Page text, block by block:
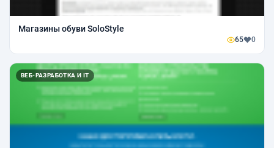
Магазины обуви SoloStyle
65 0
ВЕБ-РАЗРАБОТКА И IT